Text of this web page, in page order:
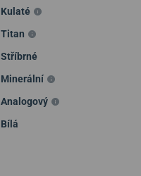
Kulaté
Titan
Stříbrné
Minerální
Analogový
Bílá